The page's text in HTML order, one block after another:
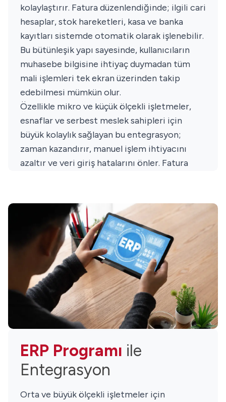
kolaylaştırır. Fatura düzenlendiğinde; ilgili cari
hesaplar, stok hareketleri, kasa ve banka
kayıtları sistemde otomatik olarak işlenebilir.
Bu bütünleşik yapı sayesinde, kullanıcıların
muhasebe bilgisine ihtiyaç duymadan tüm
mali işlemleri tek ekran üzerinden takip
edebilmesi mümkün olur.
Özellikle mikro ve küçük ölçekli işletmeler,
esnaflar ve serbest meslek sahipleri için
büyük kolaylık sağlayan bu entegrasyon;
zaman kazandırır, manuel işlem ihtiyacını
azaltır ve veri giriş hatalarını önler. Fatura
verimlilik kazandırır.
ERP Programı ile
Entegrasyon
Orta ve büyük ölçekli işletmeler için